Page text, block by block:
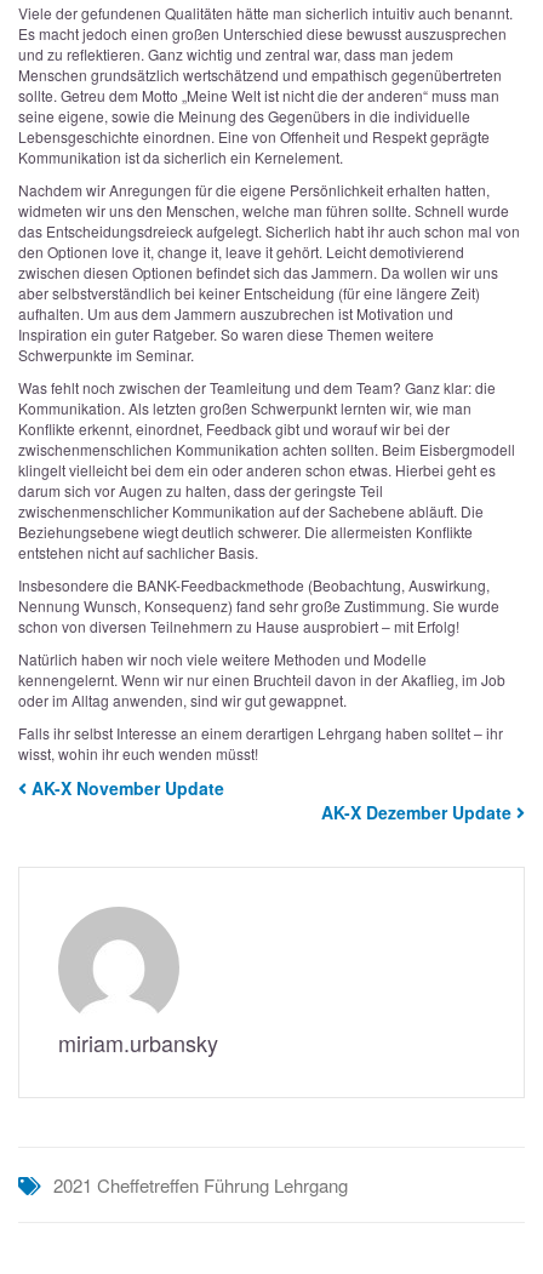
Viele der gefundenen Qualitäten hätte man sicherlich intuitiv auch benannt.
Es macht jedoch einen großen Unterschied diese bewusst auszusprechen
und zu reflektieren. Ganz wichtig und zentral war, dass man jedem
Menschen grundsätzlich wertschätzend und empathisch gegenübertreten
sollte. Getreu dem Motto „Meine Welt ist nicht die der anderen“ muss man
seine eigene, sowie die Meinung des Gegenübers in die individuelle
Lebensgeschichte einordnen. Eine von Offenheit und Respekt geprägte
Kommunikation ist da sicherlich ein Kernelement.
Nachdem wir Anregungen für die eigene Persönlichkeit erhalten hatten,
widmeten wir uns den Menschen, welche man führen sollte. Schnell wurde
das Entscheidungsdreieck aufgelegt. Sicherlich habt ihr auch schon mal von
den Optionen love it, change it, leave it gehört. Leicht demotivierend
zwischen diesen Optionen befindet sich das Jammern. Da wollen wir uns
aber selbstverständlich bei keiner Entscheidung (für eine längere Zeit)
aufhalten. Um aus dem Jammern auszubrechen ist Motivation und
Inspiration ein guter Ratgeber. So waren diese Themen weitere
Schwerpunkte im Seminar.
Was fehlt noch zwischen der Teamleitung und dem Team? Ganz klar: die
Kommunikation. Als letzten großen Schwerpunkt lernten wir, wie man
Konflikte erkennt, einordnet, Feedback gibt und worauf wir bei der
zwischenmenschlichen Kommunikation achten sollten. Beim Eisbergmodell
klingelt vielleicht bei dem ein oder anderen schon etwas. Hierbei geht es
darum sich vor Augen zu halten, dass der geringste Teil
zwischenmenschlicher Kommunikation auf der Sachebene abläuft. Die
Beziehungsebene wiegt deutlich schwerer. Die allermeisten Konflikte
entstehen nicht auf sachlicher Basis.
Insbesondere die BANK-Feedbackmethode (Beobachtung, Auswirkung,
Nennung Wunsch, Konsequenz) fand sehr große Zustimmung. Sie wurde
schon von diversen Teilnehmern zu Hause ausprobiert – mit Erfolg!
Natürlich haben wir noch viele weitere Methoden und Modelle
kennengelernt. Wenn wir nur einen Bruchteil davon in der Akaflieg, im Job
oder im Alltag anwenden, sind wir gut gewappnet.
Falls ihr selbst Interesse an einem derartigen Lehrgang haben solltet – ihr
wisst, wohin ihr euch wenden müsst!
AK-X November Update
AK-X Dezember Update
miriam.urbansky
2021 Cheffetreffen Führung Lehrgang